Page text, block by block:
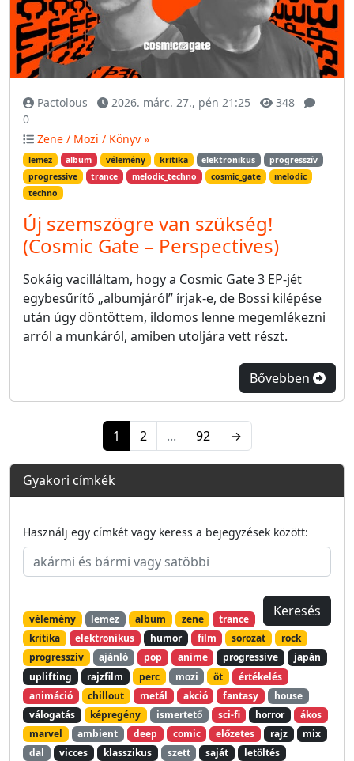
Pactolous 2026. márc. 27., pén 21:25
348
0
Zene / Mozi / Könyv »
lemez album vélemény kritika elektronikus
progresszív
progressive
trance melodic_techno cosmic_gate
melodic
techno
Új szemszögre van szükség!
(Cosmic Gate – Perspectives)
Sokáig vacilláltam, hogy a Cosmic Gate 3 EP-jét
egybesűrítő „albumjáról” írjak-e, de Bossi kilépése
után úgy döntöttem, ildomos lenne megemlékezni
arról a munkáról, amiben utoljára vett részt.
Bővebben
1 2 ... 92 →
Gyakori címkék
Használj egy címkét vagy keress a bejegyzések között:
vélemény lemez album zene
trance
kritika
elektronikus humor film sorozat
rock
progresszív
ajánló pop anime progressive
japán
uplifting
rajzfilm perc mozi öt
értékelés
animáció
chillout metál akció fantasy
house
válogatás
képregény ismertető sci-fi horror
ákos
marvel
ambient deep comic előzetes rajz
mix
dal
vicces klasszikus szett saját
letöltés